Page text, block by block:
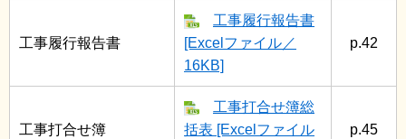
工事履行報告書
工事履行報告書
[Excelファイル／
16KB]
p.42
工事打合せ簿
工事打合せ簿総
括表 [Excelファイル
p.45